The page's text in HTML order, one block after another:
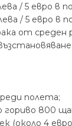
/ 5 евро в
/ 5 евро в
от среден
полета;
800
(около 4